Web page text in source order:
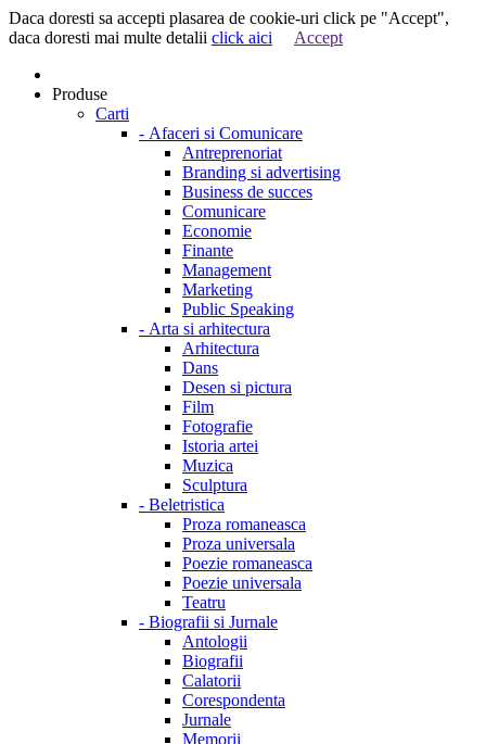
Daca doresti sa accepti plasarea de cookie-uri click pe "Accept",
daca doresti mai multe detalii click aici Accept
Produse
Carti
- Afaceri si Comunicare
Antreprenoriat
Branding si advertising
Business de succes
Comunicare
Economie
Finante
Management
Marketing
Public Speaking
- Arta si arhitectura
Arhitectura
Dans
Desen si pictura
Film
Fotografie
Istoria artei
Muzica
Sculptura
- Beletristica
Proza romaneasca
Proza universala
Poezie romaneasca
Poezie universala
Teatru
- Biografii si Jurnale
Antologii
Biografii
Calatorii
Corespondenta
Jurnale
Memorii